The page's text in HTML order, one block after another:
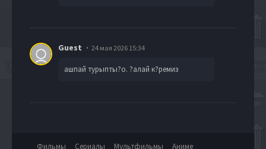
Guest 24 мая 2026 15:34
ашпай турыпты?о. ?алай к?ремиз
Фильмы Сериалы Мультфильмы Аниме